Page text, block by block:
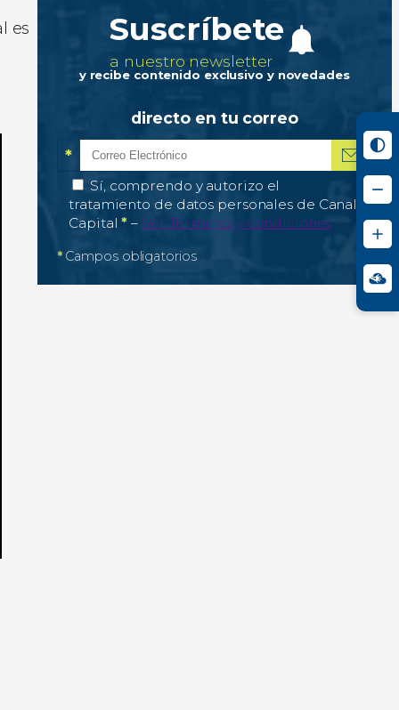
es
Suscríbete
a nuestro newsletter
y recibe contenido exclusivo y novedades
directo en tu correo
Correo electrónico*
*Campo obligatorio
Autorización de tratamiento de datos
Sí, comprendo y autorizo el
tratamiento de datos personales de Canal
Capital* – Campo obligatorio
Ver Términos y condiciones
*Campos obligatorios